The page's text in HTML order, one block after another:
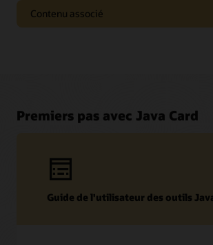
Ressources techniques
Contenu associé
Premiers pas avec Java Card
Guide de l'utilisateur des outils